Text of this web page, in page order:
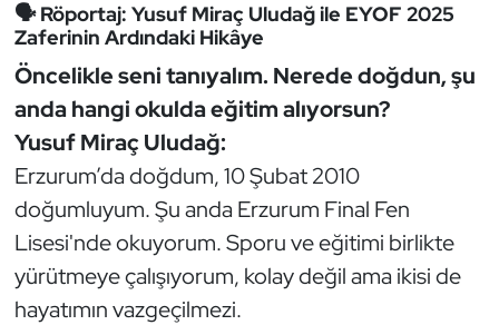
🗣️ Röportaj: Yusuf Miraç Uludağ ile EYOF 2025
Zaferinin Ardındaki Hikâye
Öncelikle seni tanıyalım. Nerede doğdun, şu
anda hangi okulda eğitim alıyorsun?
Yusuf Miraç Uludağ:
Erzurum’da doğdum, 10 Şubat 2010
doğumluyum. Şu anda Erzurum Final Fen
Lisesi'nde okuyorum. Sporu ve eğitimi birlikte
yürütmeye çalışıyorum, kolay değil ama ikisi de
hayatımın vazgeçilmezi.
Hava Sporları
Hentbol
İşitme Engelli Sporcular
Judo ve Kuraş
Kano ve Rafting
Karate